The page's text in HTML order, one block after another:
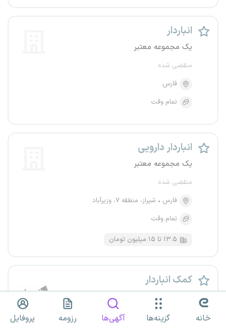
انباردار
یک مجموعه معتبر
منقضی شده
فارس
تمام وقت
انباردار دارویی
یک مجموعه معتبر
منقضی شده
فارس
شیراز، منطقه ۷، وزیرآباد
تمام وقت
۱۳.۵ تا ۱۵ میلیون تومان
کمک انباردار
فنی مهندسی پارس معیار جنوب
منقضی شده خانه گزینه‌ها آگهی‌ها رزومه پروفایل